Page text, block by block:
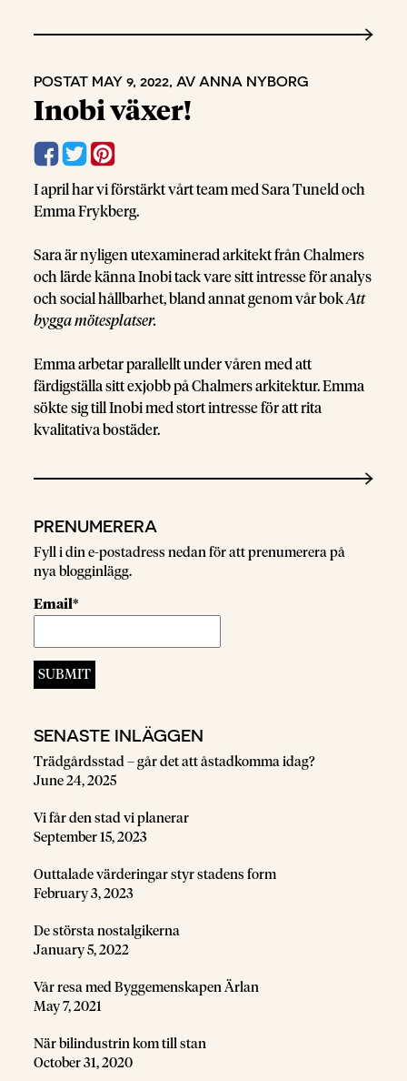
POSTAT MAY 9, 2022, AV ANNA NYBORG
Inobi växer!
I april har vi förstärkt vårt team med Sara Tuneld och
Emma Frykberg.
Sara är nyligen utexaminerad arkitekt från Chalmers
och lärde känna Inobi tack vare sitt intresse för analys
och social hållbarhet, bland annat genom vår bokAtt
bygga mötesplatser.
Emma arbetar parallellt under våren med att
färdigställa sitt exjobb på Chalmers arkitektur. Emma
sökte sig till Inobi med stort intresse för att rita
kvalitativa bostäder.
PRENUMERERA
Fyll i din e-postadress nedan för att prenumerera på
nya blogginlägg.
Email*
SENASTE INLÄGGEN
Trädgårdsstad – går det att åstadkomma idag?
June 24, 2025
Vi får den stad vi planerar
September 15, 2023
Outtalade värderingar styr stadens form
February 3, 2023
De största nostalgikerna
January 5, 2022
Vår resa med Byggemenskapen Ärlan
May 7, 2021
När bilindustrin kom till stan
October 31, 2020